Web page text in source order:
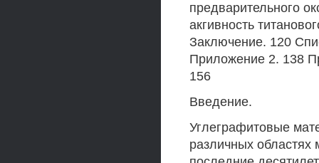
предварительного
акгивность
Заключение. 120
Приложение 2. 138
156
Введение.
Углеграфитовые
различных областях